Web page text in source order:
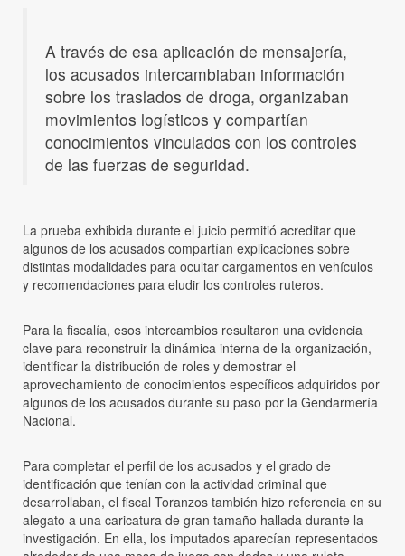
A través de esa aplicación de mensajería,
los acusados intercambiaban información
sobre los traslados de droga, organizaban
movimientos logísticos y compartían
conocimientos vinculados con los controles
de las fuerzas de seguridad.
La prueba exhibida durante el juicio permitió acreditar que
algunos de los acusados compartían explicaciones sobre
distintas modalidades para ocultar cargamentos en vehículos
y recomendaciones para eludir los controles ruteros.
Para la fiscalía, esos intercambios resultaron una evidencia
clave para reconstruir la dinámica interna de la organización,
identificar la distribución de roles y demostrar el
aprovechamiento de conocimientos específicos adquiridos por
algunos de los acusados durante su paso por la Gendarmería
Nacional.
Para completar el perfil de los acusados y el grado de
identificación que tenían con la actividad criminal que
desarrollaban, el fiscal Toranzos también hizo referencia en su
alegato a una caricatura de gran tamaño hallada durante la
investigación. En ella, los imputados aparecían representados